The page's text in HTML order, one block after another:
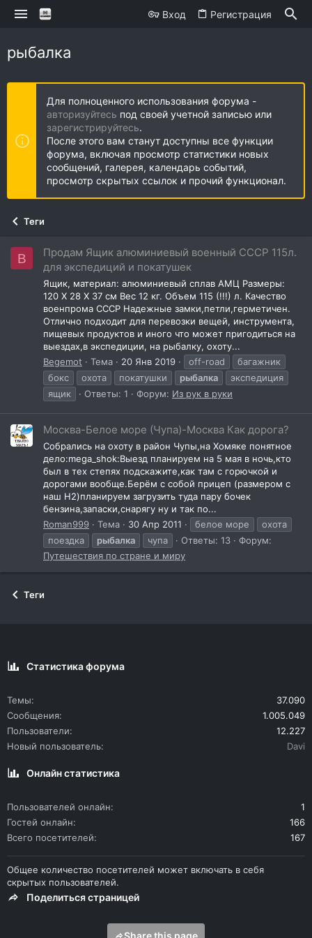
Вход Регистрация
рыбалка
Для полноценного использования форума -
авторизуйтесь под своей учетной записью или
зарегистрируйтесь.
После этого вам станут доступны все функции
форума, включая просмотр статистики новых
сообщений, галерея, календарь событий,
просмотр скрытых ссылок и прочий функционал.
Теги
B
Продам Ящик алюминиевый военный СССР 115л.
для экспедиций и покатушек
Ящик, материал: алюминиевый сплав АМЦ Размеры:
120 Х 28 Х 37 см Вес 12 кг. Объем 115 (!!!) л. Качество
военпрома СССР Надежные замки,петли,герметичен.
Отлично подходит для перевозки вещей, инструмента,
пищевых продуктов и иного что может пригодиться на
выездах,в экспедиции, на рыбалку, охоту...
Begemot
Тема 20 Янв 2019 off-road
багажник
бокс
охота покатушки рыбалка
экспедиция
ящик
Ответы: 1 Форум: Из рук в руки
Москва-Белое море (Чупа)-Москва Как дорога?
Собрались на охоту в район Чупы,на Хомяке понятное
дело:mega_shok:Выезд планируем на 5 мая в ночь,кто
был в тех степях подскажите,как там с горючкой и
дорогами вообще.Берём с собой прицеп (размером с
наш Н2)планируем загрузить туда пару бочек
бензина,запаски,снарягу ну и так по...
Roman999
Тема 30 Апр 2011 белое море
охота
поездка
рыбалка чупа Ответы: 13
Форум:
Путешествия по стране и миру
Теги
Статистика форума
Темы
37.090
Сообщения
1.005.049
Пользователи
12.227
Новый пользователь
Davi
Онлайн статистика
Пользователей онлайн
1
Гостей онлайн
166
Всего посетителей
167
Общее количество посетителей может включать в себя
скрытых пользователей.
Поделиться страницей
Share this page